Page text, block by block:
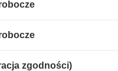
zgodności)